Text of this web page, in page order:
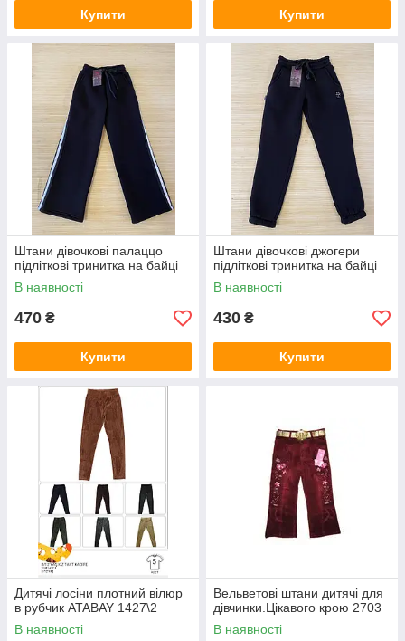
Купити Купити
Штани дівочкові палаццо
підліткові тринитка на байці
В наявності
470 ₴
Купити
Штани дівочкові джогери
підліткові тринитка на байці
В наявності
430 ₴
Купити
Дитячі лосіни плотний вілюр
в рубчик ATABAY 1427\2
В наявності
Вельветові штани дитячі для
дівчинки.Цікавого крою 2703
В наявності